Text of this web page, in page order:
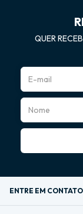
QUER
ENTRE EM CONTATO